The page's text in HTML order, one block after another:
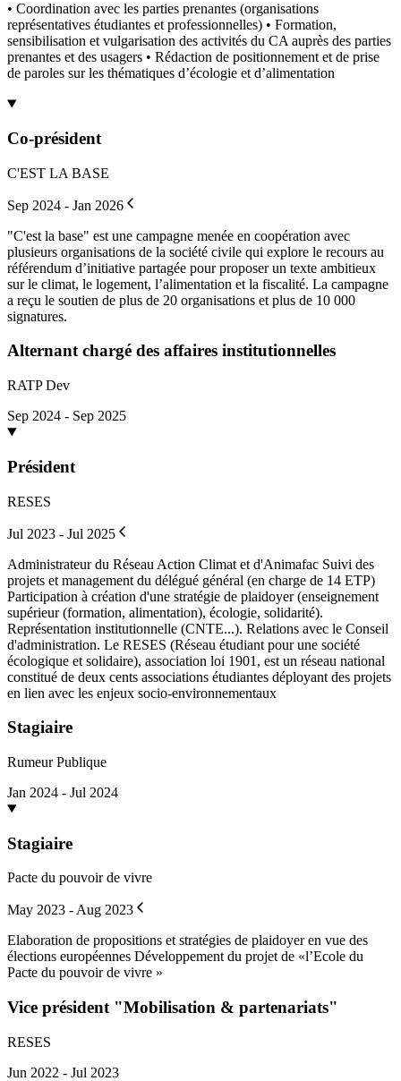
• Coordination avec les parties prenantes (organisations
représentatives étudiantes et professionnelles) • Formation,
sensibilisation et vulgarisation des activités du CA auprès des parties
prenantes et des usagers • Rédaction de positionnement et de prise
de paroles sur les thématiques d’écologie et d’alimentation
Co-président
C'EST LA BASE
Sep 2024 - Jan 2026
"C'est la base" est une campagne menée en coopération avec
plusieurs organisations de la société civile qui explore le recours au
référendum d’initiative partagée pour proposer un texte ambitieux
sur le climat, le logement, l’alimentation et la fiscalité. La campagne
a reçu le soutien de plus de 20 organisations et plus de 10 000
signatures.
Alternant chargé des affaires institutionnelles
RATP Dev
Sep 2024 - Sep 2025
Président
RESES
Jul 2023 - Jul 2025
Administrateur du Réseau Action Climat et d'Animafac Suivi des
projets et management du délégué général (en charge de 14 ETP)
Participation à création d'une stratégie de plaidoyer (enseignement
supérieur (formation, alimentation), écologie, solidarité).
Représentation institutionnelle (CNTE...). Relations avec le Conseil
d'administration. Le RESES (Réseau étudiant pour une société
écologique et solidaire), association loi 1901, est un réseau national
constitué de deux cents associations étudiantes déployant des projets
en lien avec les enjeux socio-environnementaux
Stagiaire
Rumeur Publique
Jan 2024 - Jul 2024
Stagiaire
Pacte du pouvoir de vivre
May 2023 - Aug 2023
Elaboration de propositions et stratégies de plaidoyer en vue des
élections européennes Développement du projet de «l’Ecole du
Pacte du pouvoir de vivre »
Vice président "Mobilisation & partenariats"
RESES
Jun 2022 - Jul 2023